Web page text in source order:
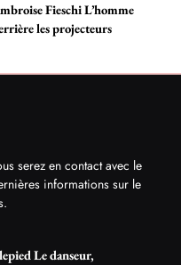
Fieschi L’homme
les projecteurs
serez en contact avec le
informations sur le
Le danseur,